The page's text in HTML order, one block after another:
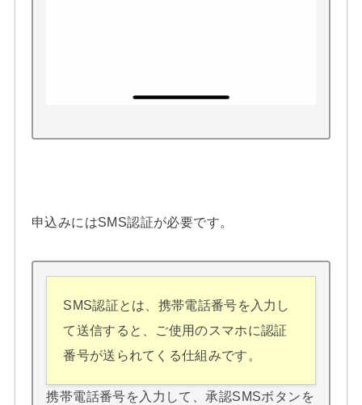
申込みにはSMS認証が必要です。
SMS認証とは、携帯電話番号を入力し
て送信すると、ご使用のスマホに認証
番号が送られてくる仕組みです。
携帯電話番号を入力して、承認SMSボタンを